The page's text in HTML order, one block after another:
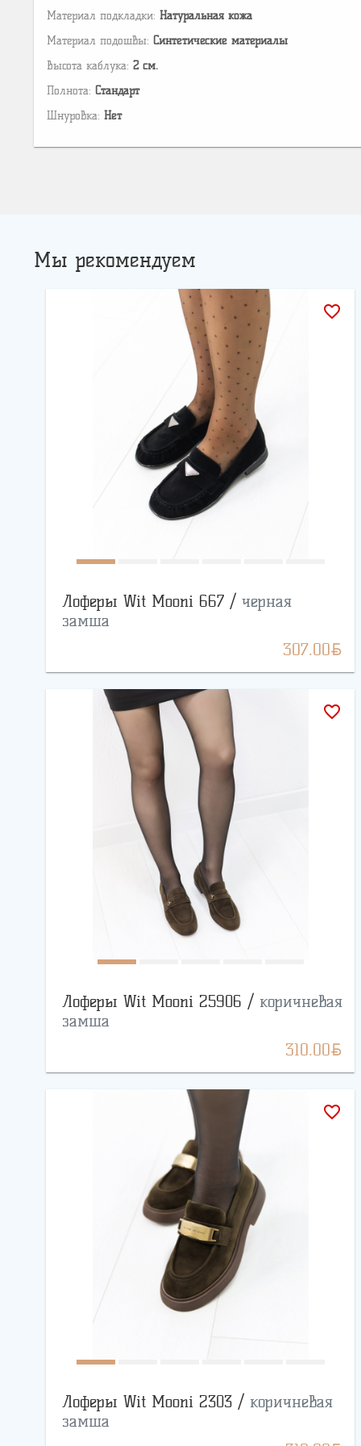
Материал подкладки: Натуральная кожа
Материал подошвы: Cинтетические материалы
Высота каблука: 2 см.
Полнота: Стандарт
Шнуровка: Нет
Мы рекомендуем
favorite_border
Лоферы Wit Mooni 667 / черная
замша
307.00BYN
favorite_border
Лоферы Wit Mooni 25906 / коричневая
замша
310.00BYN
favorite_border
Лоферы Wit Mooni 2303 / коричневая
замша